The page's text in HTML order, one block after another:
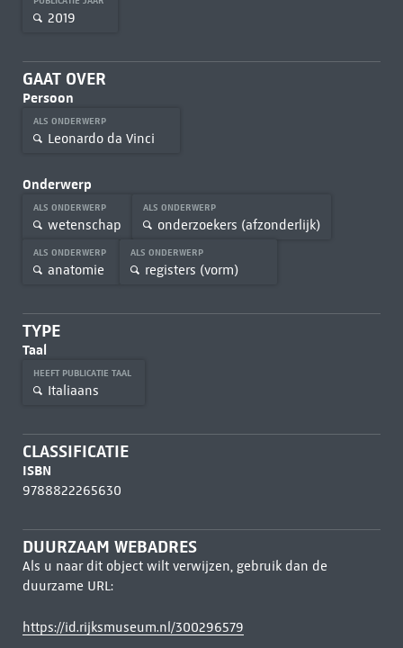
2019
GAAT OVER
Persoon
ALS ONDERWERP
Leonardo da Vinci
Onderwerp
ALS ONDERWERP
wetenschap
ALS ONDERWERP
onderzoekers (afzonderlijk)
ALS ONDERWERP
anatomie
ALS ONDERWERP
registers (vorm)
TYPE
Taal
HEEFT PUBLICATIE TAAL
Italiaans
CLASSIFICATIE
ISBN
9788822265630
DUURZAAM WEBADRES
Als u naar dit object wilt verwijzen, gebruik dan de
duurzame URL:
https://id.rijksmuseum.nl/300296579